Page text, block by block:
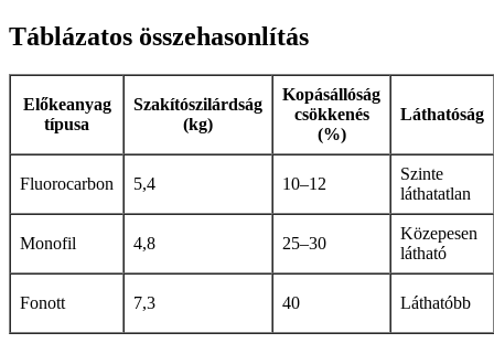
Táblázatos összehasonlítás
Előkeanyag
típusa
Szakítószilárdság
(kg)
Kopásállóság
csökkenés
(%)
Láthatóság
Fluorocarbon 5,4 10–12
Szinte
láthatatlan
Monofil 4,8 25–30
Közepesen
látható
Fonott 7,3 40 Láthatóbb